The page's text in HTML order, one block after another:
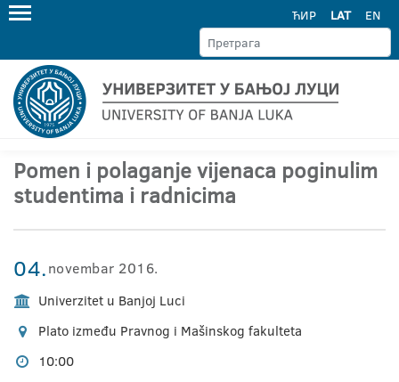
ЋИР LAT EN
Pomen i polaganje vijenaca poginulim
studentima i radnicima
04.novembar 2016.
Univerzitet u Banjoj Luci
Plato između Pravnog i Mašinskog fakulteta
10:00